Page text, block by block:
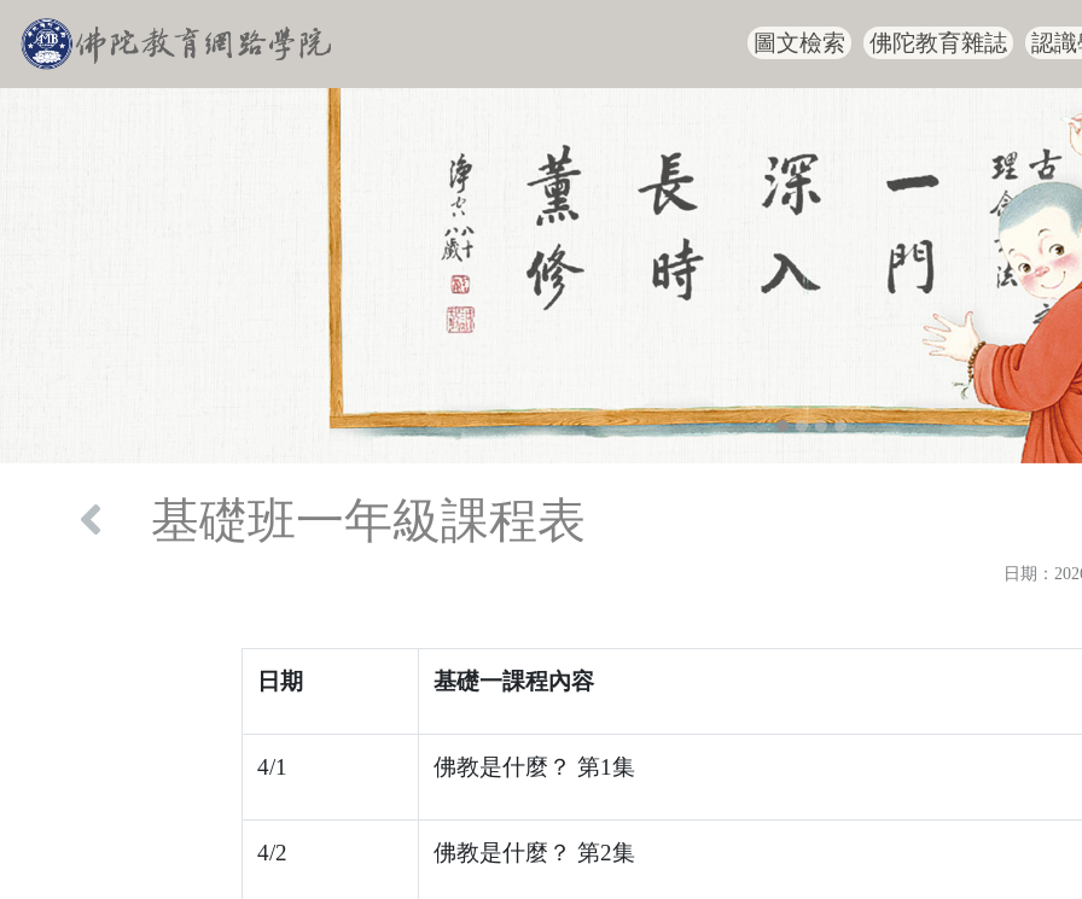
圖文檢索 佛陀教育雜誌 認
基礎班一年級課程表
日期：
日期 基礎一課程內容
4/1 佛教是什麼？ 第1集
4/2 佛教是什麼？ 第2集